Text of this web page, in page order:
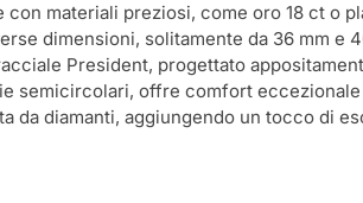
con materiali preziosi, come oro 18 ct o
dimensioni, solitamente da 36 mm e
President, progettato
semicircolari, offre comfort
da diamanti, aggiungendo un tocco di